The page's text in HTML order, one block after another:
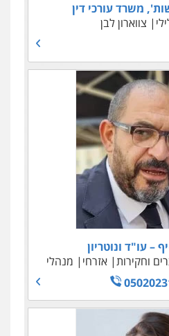
משרד עורכי דין
צווארון לבן
– עו"ד ונוטריון
וחקירות אזרחי
מנהלי
אבי שקד
הון חילוטים
פליליות